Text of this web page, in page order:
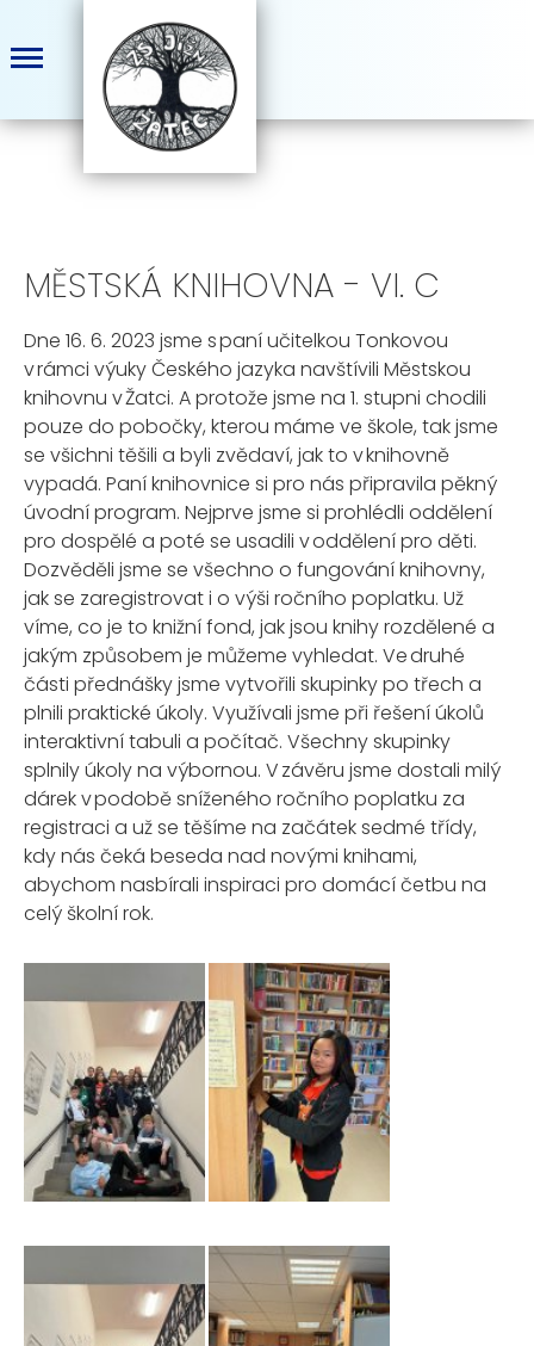
MĚSTSKÁ KNIHOVNA - VI. C
Dne 16. 6. 2023 jsme s paní učitelkou Tonkovou
v rámci výuky Českého jazyka navštívili Městskou
knihovnu v Žatci. A protože jsme na 1. stupni chodili
pouze do pobočky, kterou máme ve škole, tak jsme
se všichni těšili a byli zvědaví, jak to v knihovně
vypadá. Paníknihovnice si pro nás připravila pěkný
úvodní program. Nejprve jsme si prohlédli oddělení
pro dospělé a poté se usadili v oddělení pro děti.
Dozvěděli jsme se všechno o fungování knihovny,
jakse zaregistrovati o výši ročního poplatku. Už
víme, co je to knižní fond, jakjsou knihy rozdělené a
jakým způsobem je můžeme vyhledat. Vedruhé
části přednášky jsme vytvořili skupinkypo třech a
plnili praktické úkoly. Využívali jsme při řešení úkolů
interaktivní tabuli a počítač. Všechny skupinky
splnily úkoly na výbornou. V závěru jsme dostali milý
dárek v podobě sníženého ročního poplatku za
registraci a už se těšíme na začátek sedmé třídy,
kdy nás čeká beseda nad novými knihami,
abychom nasbírali inspiraci pro domácí četbu na
celý školní rok.